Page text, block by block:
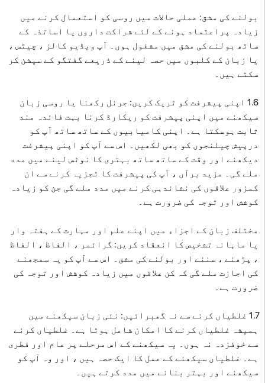
بولنے کی مشق: عملی حالات میں روسی کو استعمال کرنے میں
زیادہ پراعتماد ہونے کے لئے شراکت داروں یا اساتذہ کے
ساتھ بولنے کی مشق میں مشغول ہوں۔ آپ ویڈیو کالز ، چیٹس ،
یا زبان کے کلبوں میں حصہ لینے کے ذریعے گفتگو کے سیشن کر
سکتے ہیں۔
1.6 اپنی پیشرفت کو ٹریک کریں: جرنل رکھنا یا روسی زبان
سیکھنے میں اپنی پیشرفت کو ریکارڈ کرنا بہت فائدہ مند
ثابت ہوسکتا ہے۔ اپنی کامیابیوں کے ساتھ ساتھ آپ کو
درپیش چیلنجوں کو بھی لکھیں۔ اس سے آپ کو اپنی پیشرفت
دیکھنے اور وقت کے ساتھ ساتھ بہتری کا نوٹس لینے میں مدد
ملے گی۔ مزید برآں ، آپ کی پیشرفت کا تجزیہ کرنے سے ان
کمزور علاقوں کی نشاندہی کرنے میں مدد ملے گی جن کو زیادہ
کوشش اور توجہ کی ضرورت ہے۔
مختلف زبان کے اجزاء میں اپنے علم اور مہارت کے ہفتہ وار
یا ماہانہ تشخیص کا انعقاد کریں: گرائمر ، الفاظ ، الفاظ
، پڑھنے ، سننے اور بولنے کی مشق۔ اس سے آپ کو یہ سمجھنے
کی اجازت ملے گی کہ کن علاقوں میں زیادہ کوشش اور توجہ کی
ضرورت ہے۔
1.7 غلطیاں کرنے سے نہ گھبرائیں: نئی زبان سیکھنے میں
ہمیشہ غلطیاں کرنے کا امکان شامل ہوتا ہے۔ غلطیاں کرنے
سے خوفزدہ نہ ہوں۔ یہ سیکھنے کے اس مرحلے پر عام اور فطری
ہے۔ غلطیاں سیکھنے کے عمل کا ایک حصہ ہیں ، اور وہ آپ کو
سیکھنے اور بہتر بنانے میں مدد کرتے ہیں۔